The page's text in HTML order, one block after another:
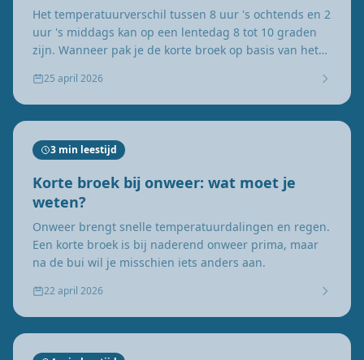
Het temperatuurverschil tussen 8 uur 's ochtends en 2
uur 's middags kan op een lentedag 8 tot 10 graden
zijn. Wanneer pak je de korte broek op basis van het
25 april 2026
3 min leestijd
Korte broek bij onweer: wat moet je
weten?
Onweer brengt snelle temperatuurdalingen en regen.
Een korte broek is bij naderend onweer prima, maar
na de bui wil je misschien iets anders aan.
22 april 2026